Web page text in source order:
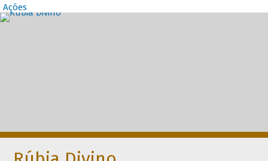
Ações
Destaques